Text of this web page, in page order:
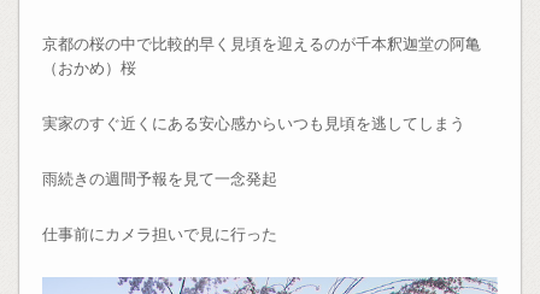
京都の桜の中で比較的早く見頃を迎えるのが千本釈迦堂の阿亀
（おかめ）桜
実家のすぐ近くにある安心感からいつも見頃を逃してしまう
雨続きの週間予報を見て一念発起
仕事前にカメラ担いで見に行った